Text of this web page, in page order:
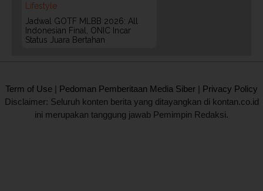
Lifestyle
Jadwal GOTF MLBB 2026: All
Indonesian Final, ONIC Incar
Status Juara Bertahan
Term of Use Pedoman Pemberitaan Media Siber
Privacy Policy
Disclaimer: Seluruh konten berita yang ditayangkan di kontan.co.id
ini merupakan tanggung jawab Pemimpin Redaksi.